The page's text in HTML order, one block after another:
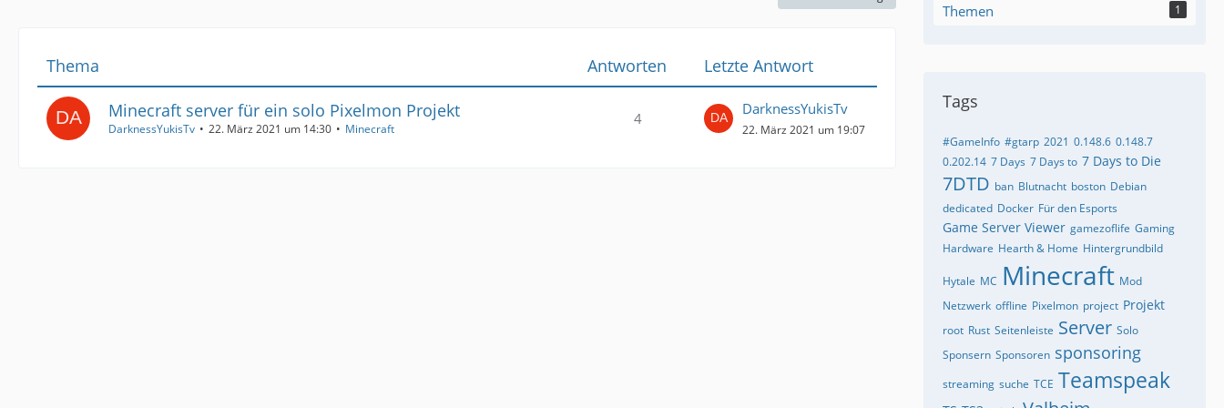
Thema Antworten Letzte Antwort
Minecraft server für ein solo Pixelmon Projekt
DarknessYukisTv 22. März 2021 um 14:30 Minecraft
4
DarknessYukisTv
22. März 2021 um 19:07
Themen 1
Tags
#GameInfo #gtarp 2021 0.148.6 0.148.7
0.202.14 7 Days 7 Days to 7 Days to Die
7DTD ban Blutnacht boston Debian
dedicated Docker Für den Esports
Game Server Viewer gamezoflife Gaming
Hardware Hearth & Home Hintergrundbild
Hytale MC Minecraft Mod
Netzwerk offline Pixelmon project Projekt
root Rust Seitenleiste Server Solo
Sponsern Sponsoren sponsoring
streaming suche TCE Teamspeak